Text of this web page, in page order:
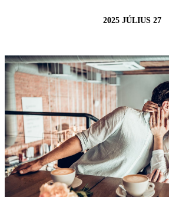
2025 JÚLIUS 27